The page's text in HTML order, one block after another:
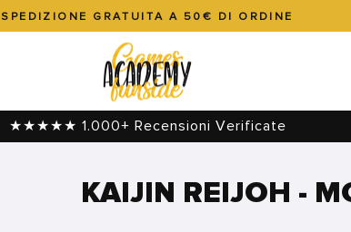
in
pausa
SPEDIZIONE GRATUITA A 50€ DI ORDINE
★★★★★ 1.000+ Recensioni Verificate
KAIJIN REIJOH -